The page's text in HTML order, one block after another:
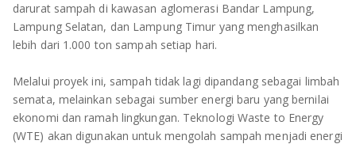
PRINGSEWU
darurat sampah di kawasan aglomerasi Bandar Lampung,
Lampung Selatan, dan Lampung Timur yang menghasilkan
lebih dari 1.000 ton sampah setiap hari.
Melalui proyek ini, sampah tidak lagi dipandang sebagai limbah
semata, melainkan sebagai sumber energi baru yang bernilai
ekonomi dan ramah lingkungan. Teknologi Waste to Energy
(WTE) akan digunakan untuk mengolah sampah menjadi energi